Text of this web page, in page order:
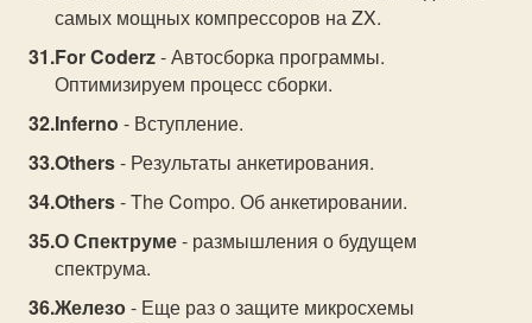
самых мощных компрессоров на ZX.
For Coderz- Автосборка программы.
Оптимизируем процесс сборки.
Inferno - Вступление.
Others- Результаты анкетирования.
Others- The Compo. Об анкетировании.
О Спектруме- размышления о будущем
спектрума.
Железо- Еще раз о защите микросхемы